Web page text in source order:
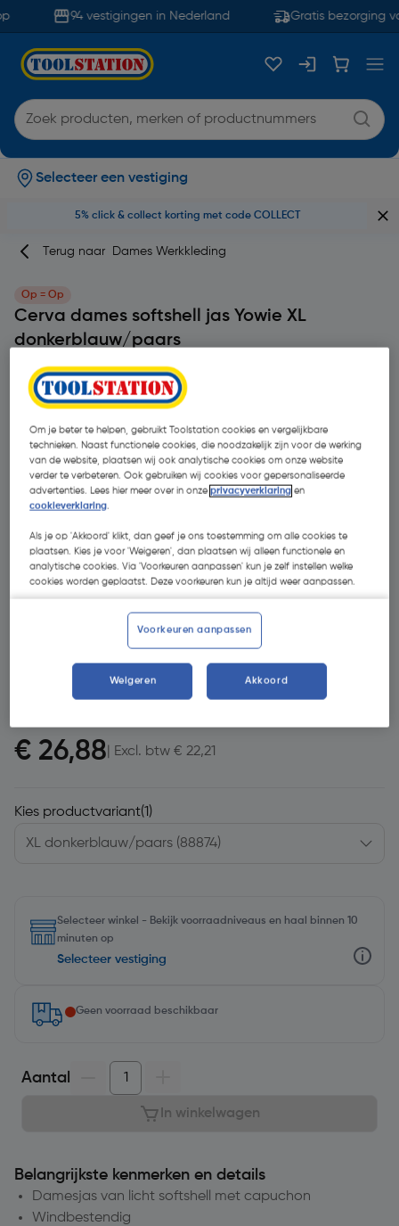
94 vestigingen in Nederland Gratis bezorging
Selecteer een vestiging
5% click & collect korting met code COLLECT
Terug naar Dames Werkkleding
Op = Op
Cerva dames softshell jas Yowie XL
donkerblauw/paars
MerkCerva Productcode: 88874
€ 26,88 | Excl. btw € 22,21
Kies productvariant(1)
Selecteer winkel - Bekijk voorraadniveaus en haal binnen 10
minuten op
Selecteer vestiging
Geen voorraad beschikbaar
Aantal
In winkelwagen
Belangrijkste kenmerken en details
Damesjas van licht softshell met capuchon
Windbestendig
Om je beter te helpen, gebruikt Toolstation cookies en vergelijkbare
technieken. Naast functionele cookies, die noodzakelijk zijn voor de werking
van de website, plaatsen wij ook analytische cookies om onze website
verder te verbeteren. Ook gebruiken wij cookies voor gepersonaliseerde
advertenties. Lees hier meer over in onzeprivacyverklaring en
cookieverklaring.
Als je op 'Akkoord' klikt, dan geef je ons toestemming om alle cookies te
plaatsen. Kies je voor 'Weigeren', dan plaatsen wij alleen functionele en
analytische cookies. Via 'Voorkeuren aanpassen' kun je zelf instellen welke
cookies worden geplaatst. Deze voorkeuren kun je altijd weer aanpassen.
Voorkeuren aanpassen
Weigeren Akkoord